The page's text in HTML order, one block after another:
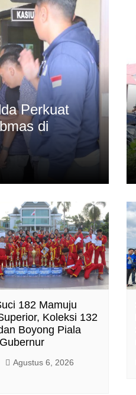
Perkuat
di
182 Mamuju
Koleksi 132
Boyong Piala
Agustus 6, 2026